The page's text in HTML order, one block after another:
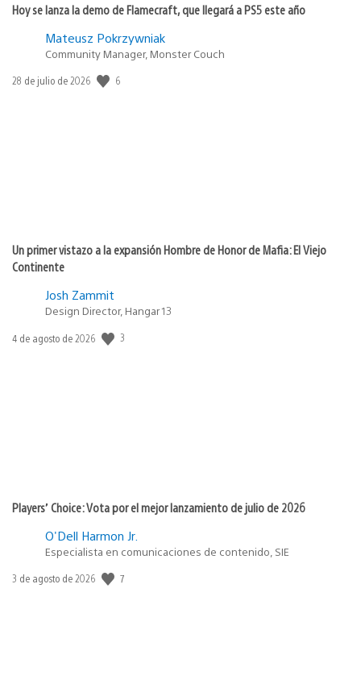
Hoy se lanza la demo de Flamecraft, que llegará a PS5 este año
Mateusz Pokrzywniak
Community Manager, Monster Couch
Fecha
28 de julio de 2026 6
Un primer vistazo a la expansión Hombre de Honor de Mafia: El Viejo
Continente
Josh Zammit
Design Director, Hangar 13
Fecha
4 de agosto de 2026 3
Players’ Choice: Vota por el mejor lanzamiento de julio de 2026
O'Dell Harmon Jr.
Especialista en comunicaciones de contenido, SIE
Fecha
3 de agosto de 2026 7